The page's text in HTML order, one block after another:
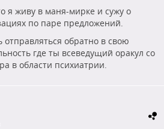
я живу в маня-мирке и сужу о
по паре предложений.
обратно в свою
где ты всеведущий оракул со
в области психиатрии.